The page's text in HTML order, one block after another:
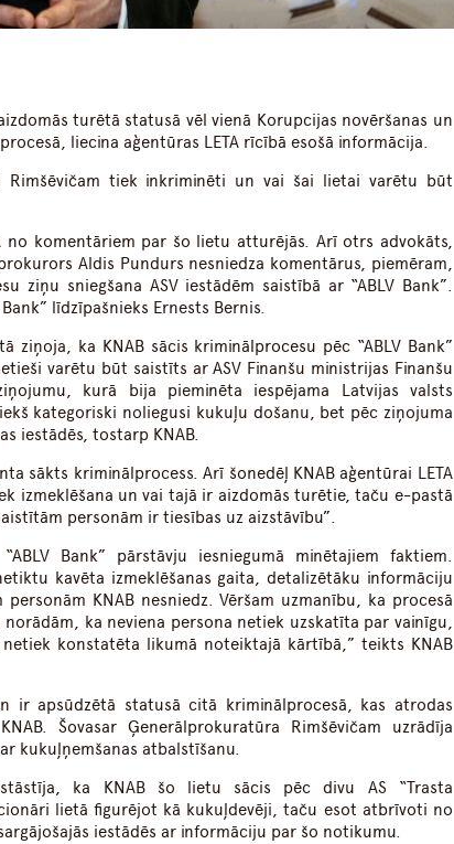
turētā statusā vēl vienā Korupcijas novēršanas un
liecina aģentūras LETA rīcībā esošā informācija.
tiek inkriminēti un vai šai lietai varētu būt
no komentāriem par šo lietu atturējās. Arī otrs advokāts,
Aldis Pundurs nesniedza komentārus, piemēram,
ziņu sniegšana ASV iestādēm saistībā ar “ABLV Bank”.
līdzīpašnieks Ernests Bernis.
ziņoja, ka KNAB sācis kriminālprocesu pēc “ABLV Bank”
varētu būt saistīts ar ASV Finanšu ministrijas Finanšu
kurā bija pieminēta iespējama Latvijas valsts
kategoriski noliegusi kukuļu došanu, bet pēc ziņojuma
iestādēs, tostarp KNAB.
sākts kriminālprocess. Arī šonedēļ KNAB aģentūrai LETA
izmeklēšana un vai tajā ir aizdomās turētie, taču e-pastā
personām ir tiesības uz aizstāvību”.
Bank” pārstāvju iesniegumā minētajiem faktiem.
kavēta izmeklēšanas gaita, detalizētāku informāciju
KNAB nesniedz. Vēršam uzmanību, ka procesā
ka neviena persona netiek uzskatīta par vainīgu,
konstatēta likumā noteiktajā kārtībā,” teikts KNAB
ir apsūdzētā statusā citā kriminālprocesā, kas atrodas
Šovasar Ģenerālprokuratūra Rimšēvičam uzrādīja
kukuļņemšanas atbalstīšanu.
ka KNAB šo lietu sācis pēc divu AS “Trasta
lietā figurējot kā kukuļdevēji, taču esot atbrīvoti no
iestādēs ar informāciju par šo notikumu.